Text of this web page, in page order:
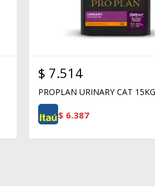
$ 7.514
PROPLAN URINARY CAT 15KG
$ 6.387